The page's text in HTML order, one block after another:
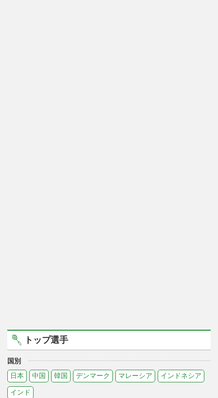
トップ選手
国別
日本
中国 韓国 デンマーク マレーシア インドネシア
インド